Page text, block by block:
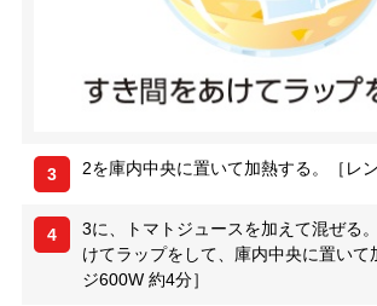
3 2を庫内中央に置いて加熱する。［レ
4
3に、トマトジュースを加えて混ぜる
けてラップをして、庫内中央に置いて
ジ600W 約4分］